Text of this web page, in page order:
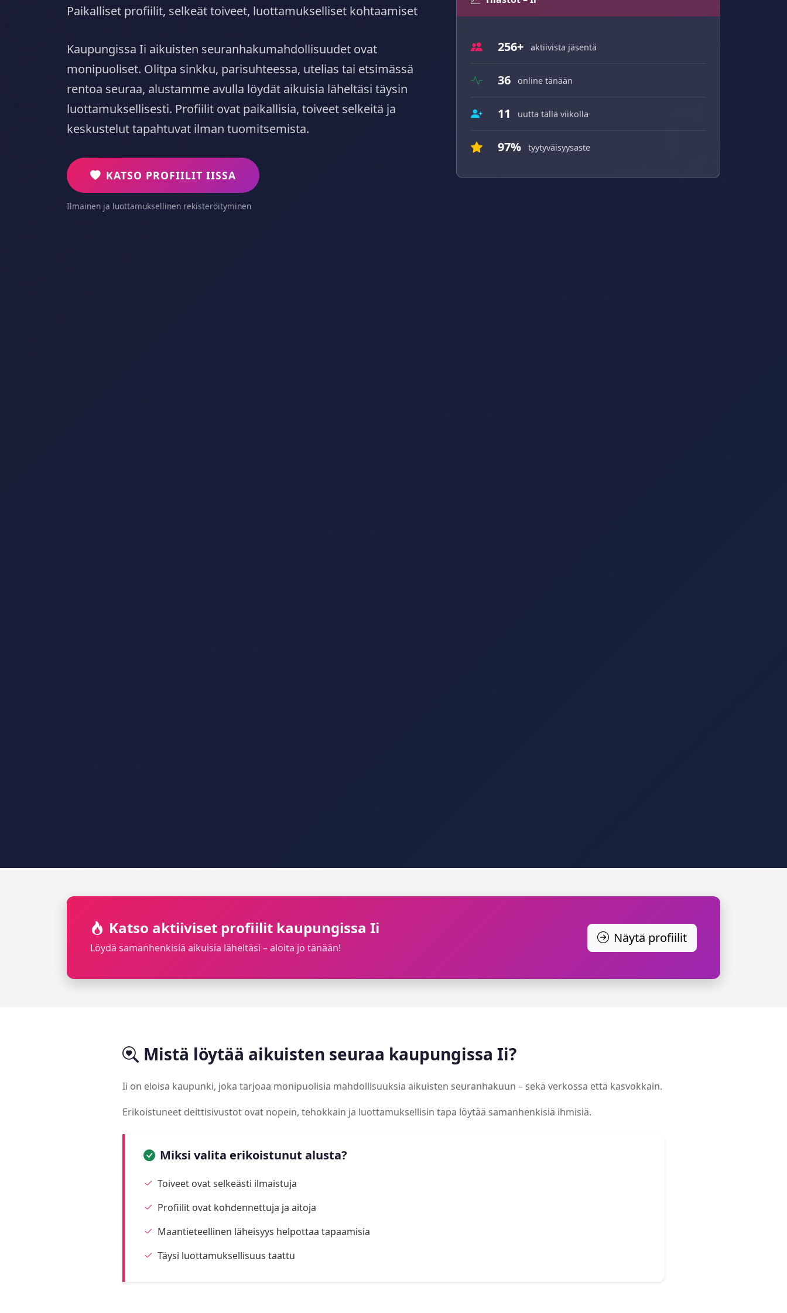
Paikalliset profiilit, selkeät toiveet, luottamukselliset kohtaamiset
Kaupungissa Ii aikuisten seuranhakumahdollisuudet ovat
monipuoliset. Olitpa sinkku, parisuhteessa, utelias tai etsimässä
rentoa seuraa, alustamme avulla löydät aikuisia läheltäsi täysin
luottamuksellisesti. Profiilit ovat paikallisia, toiveet selkeitä ja
keskustelut tapahtuvat ilman tuomitsemista.
KATSO PROFIILIT IISSA
Ilmainen ja luottamuksellinen rekisteröityminen
256+ aktiivista jäsentä
36 online tänään
11 uutta tällä viikolla
97% tyytyväisyysaste
Katso aktiiviset profiilit kaupungissa Ii
Löydä samanhenkisiä aikuisia läheltäsi – aloita jo tänään!
Näytä profiilit
Mistä löytää aikuisten seuraa kaupungissa Ii?
Ii on eloisa kaupunki, joka tarjoaa monipuolisia mahdollisuuksia aikuisten seuranhakuun – sekä verkossa että kasvokkain.
Erikoistuneet deittisivustot ovat nopein, tehokkain ja luottamuksellisin tapa löytää samanhenkisiä ihmisiä.
Miksi valita erikoistunut alusta?
Toiveet ovat selkeästi ilmaistuja
Profiilit ovat kohdennettuja ja aitoja
Maantieteellinen läheisyys helpottaa tapaamisia
Täysi luottamuksellisuus taattu